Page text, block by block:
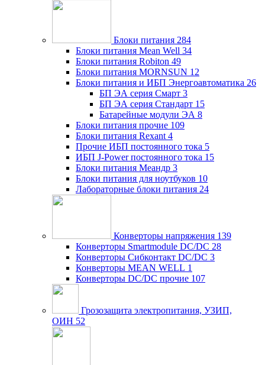
Блоки питания 284
Блоки питания Mean Well 34
Блоки питания Robiton 49
Блоки питания MORNSUN 12
Блоки питания и ИБП Энергоавтоматика 26
БП ЭА серия Смарт 3
БП ЭА серия Стандарт 15
Батарейные модули ЭА 8
Блоки питания прочие 109
Блоки питания Rexant 4
Прочие ИБП постоянного тока 5
ИБП J-Power постоянного тока 15
Блоки питания Меандр 3
Блоки питания для ноутбуков 10
Лабораторные блоки питания 24
Конверторы напряжения 139
Конверторы Smartmodule DC/DC 28
Конверторы Сибконтакт DC/DC 3
Конверторы MEAN WELL 1
Конверторы DC/DC прочие 107
Грозозащита электропитания, УЗИП,
ОИН 52